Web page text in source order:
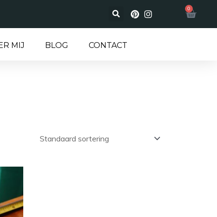
0
MIJ BLOG CONTACT